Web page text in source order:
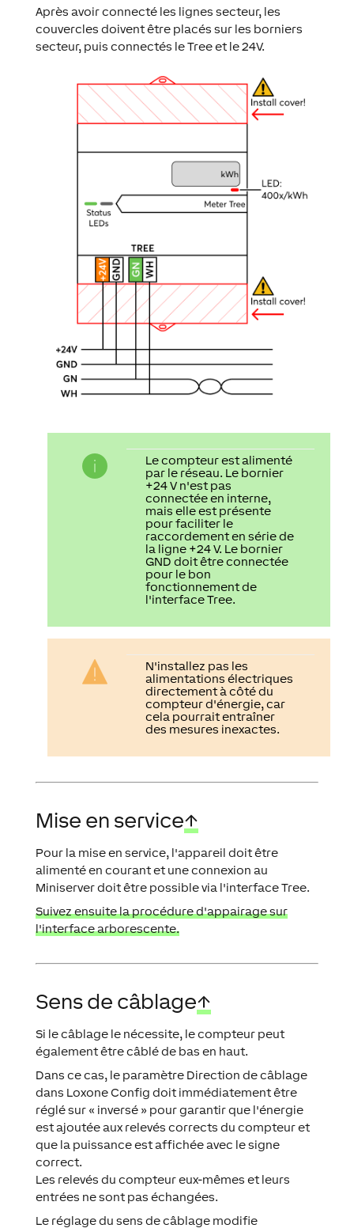
Après avoir connecté les lignes secteur, les
couvercles doivent être placés sur les borniers
secteur, puis connectés le Tree et le 24V.
Le compteur est alimenté
par le réseau. Le bornier
+24 V n'est pas
connectée en interne,
mais elle est présente
pour faciliter le
raccordement en série de
la ligne +24 V. Le bornier
GND doit être connectée
pour le bon
fonctionnement de
l'interface Tree.
N'installez pas les
alimentations électriques
directement à côté du
compteur d'énergie, car
cela pourrait entraîner
des mesures inexactes.
Mise en service↑
Pour la mise en service, l'appareil doit être
alimenté en courant et une connexion au
Miniserver doit être possible via l'interface Tree.
Suivez ensuite la procédure d'appairage sur
l'interface arborescente.
Sens de câblage↑
Si le câblage le nécessite, le compteur peut
également être câblé de bas en haut.
Dans ce cas, le paramètre Direction de câblage
dans Loxone Config doit immédiatement être
réglé sur « inversé » pour garantir que l'énergie
est ajoutée aux relevés corrects du compteur et
que la puissance est affichée avec le signe
correct.
Les relevés du compteur eux-mêmes et leurs
entrées ne sont pas échangées.
Le réglage du sens de câblage modifie